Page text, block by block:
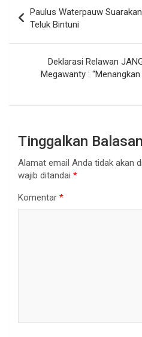
pos
Paulus Waterpauw
Teluk Bintuni
Deklarasi Relawan
Megawanty :
Tinggalkan Balasan
Alamat email Anda tidak akan
wajib ditandai *
Komentar *